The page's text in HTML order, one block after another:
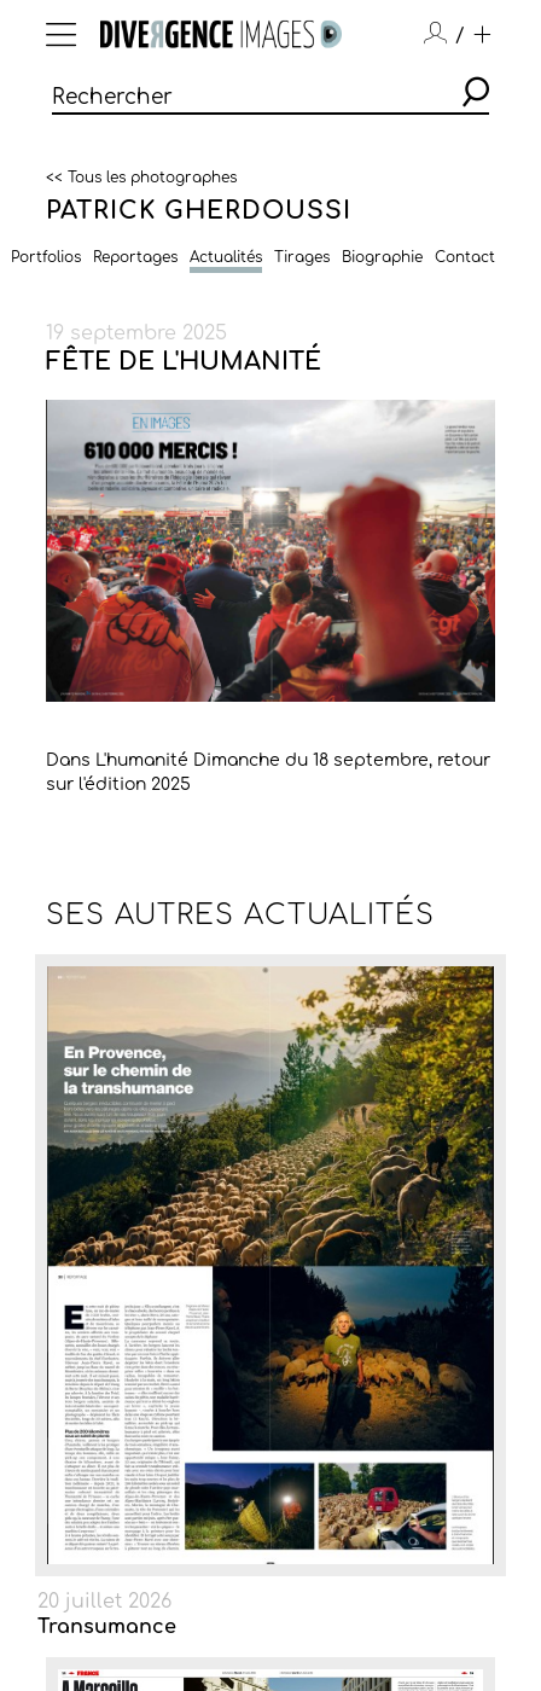
/
<< Tous les photographes
PATRICK GHERDOUSSI
Portfolios Reportages Actualités Tirages Biographie Contact
19 septembre 2025
FÊTE DE L'HUMANITÉ
Dans L'humanité Dimanche du 18 septembre, retour
sur l'édition 2025
SES AUTRESACTUALITÉS
20 juillet 2026
Transumance